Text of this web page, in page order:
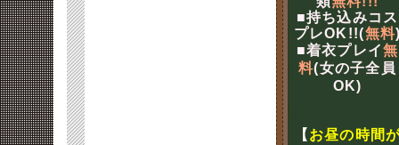
■持ち込みコス
プレOK!!(無料
■着衣プレイ無
料(女の子全員
OK)
【 お昼の時間